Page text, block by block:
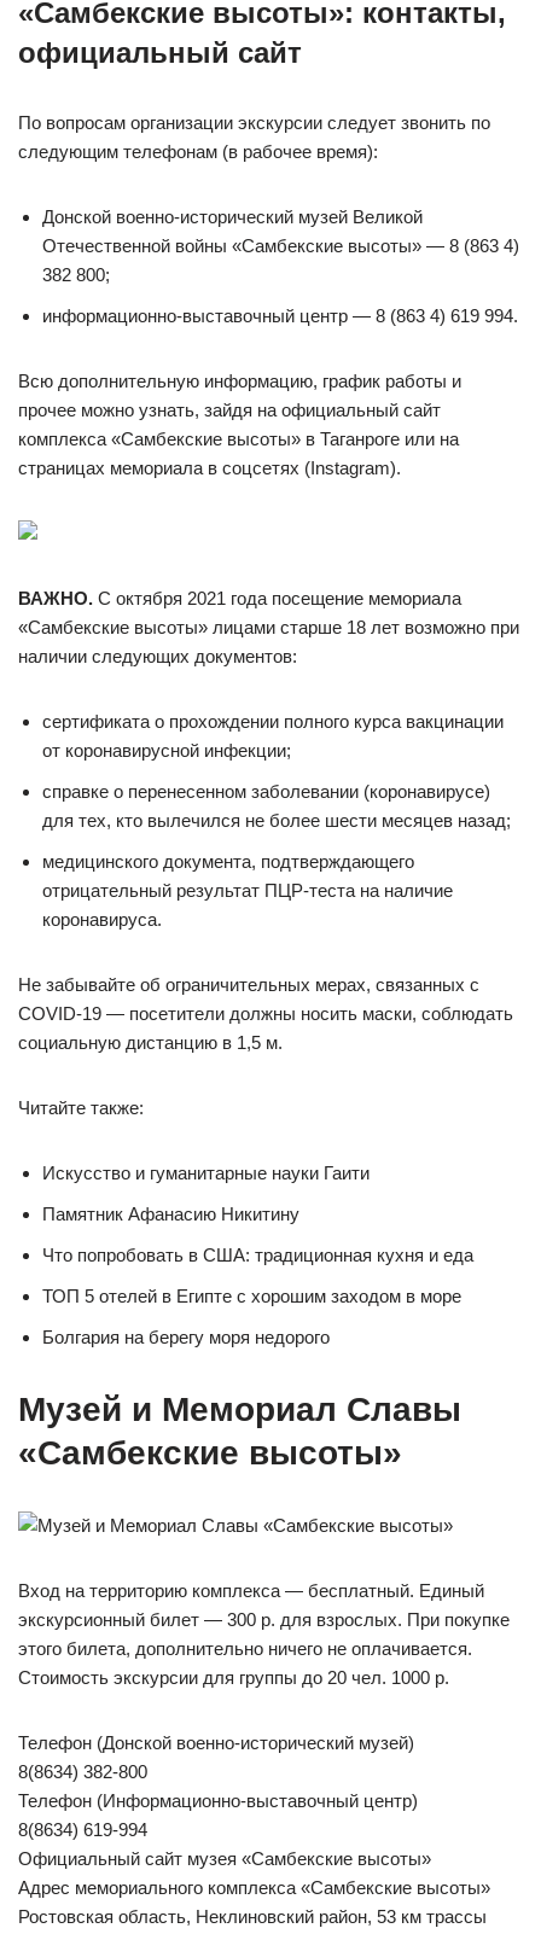
«Самбекские высоты»: контакты,
официальный сайт
По вопросам организации экскурсии следует звонить по
следующим телефонам (в рабочее время):
Донской военно-исторический музей Великой
Отечественной войны «Самбекские высоты» — 8 (863 4)
382 800;
информационно-выставочный центр — 8 (863 4) 619 994.
Всю дополнительную информацию, график работы и
прочее можно узнать, зайдя на официальный сайт
комплекса «Самбекские высоты» в Таганроге или на
страницах мемориала в соцсетях (Instagram).
ВАЖНО. С октября 2021 года посещение мемориала
«Самбекские высоты» лицами старше 18 лет возможно при
наличии следующих документов:
сертификата о прохождении полного курса вакцинации
от коронавирусной инфекции;
справке о перенесенном заболевании (коронавирусе)
для тех, кто вылечился не более шести месяцев назад;
медицинского документа, подтверждающего
отрицательный результат ПЦР-теста на наличие
коронавируса.
Не забывайте об ограничительных мерах, связанных с
COVID-19 — посетители должны носить маски, соблюдать
социальную дистанцию в 1,5 м.
Читайте также:
Искусство и гуманитарные науки Гаити
Памятник Афанасию Никитину
Что попробовать в США: традиционная кухня и еда
ТОП 5 отелей в Египте с хорошим заходом в море
Болгария на берегу моря недорого
Музей и Мемориал Славы
«Самбекские высоты»
Вход на территорию комплекса — бесплатный. Единый
экскурсионный билет — 300 р. для взрослых. При покупке
этого билета, дополнительно ничего не оплачивается.
Стоимость экскурсии для группы до 20 чел. 1000 р.
Телефон (Донской военно-исторический музей)
8(8634) 382-800
Телефон (Информационно-выставочный центр)
8(8634) 619-994
Официальный сайт музея «Самбекские высоты»
Адрес мемориального комплекса «Самбекские высоты»
Ростовская область, Неклиновский район, 53 км трассы